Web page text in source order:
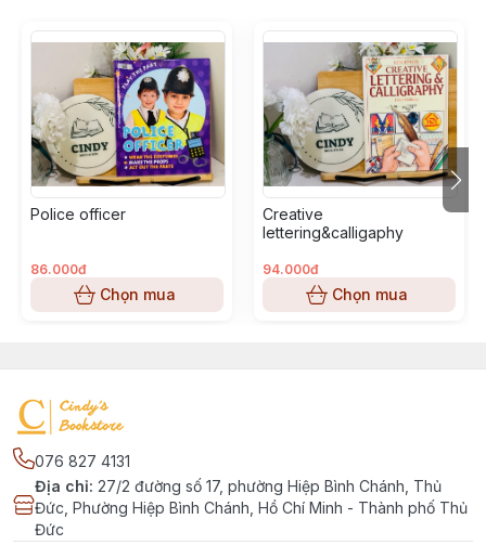
Police officer
86.000đ
Chọn mua
Creative
lettering&calligaphy
94.000đ
Chọn mua
076 827 4131
Địa chỉ: 27/2 đường số 17, phường Hiệp Bình Chánh, Thủ
Đức, Phường Hiệp Bình Chánh, Hồ Chí Minh - Thành phố Thủ
Đức